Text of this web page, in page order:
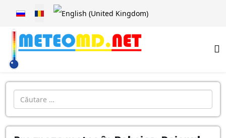
Selectați limba dvs
Introdu localitatea: